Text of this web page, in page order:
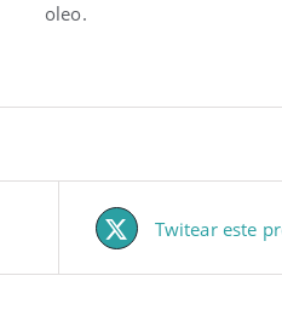
oleo.
Twitear este